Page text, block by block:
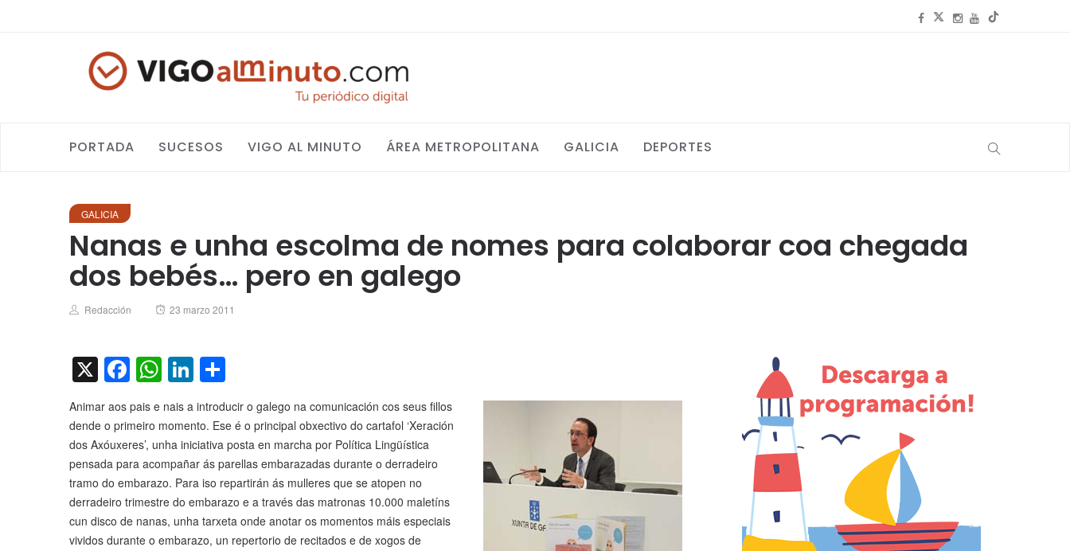
PORTADA SUCESOS VIGO AL MINUTO ÁREA METROPOLITANA GALICIA DEPORTES
GALICIA
Nanas e unha escolma de nomes para colaborar coa chegada
dos bebés… pero en galego
Author
Redacción
Posted
23 marzo 2011
X Facebook
WhatsApp
LinkedIn
Animar aos pais e nais a introducir o galego na comunicación cos seus fillos
dende o primeiro momento. Ese é o principal obxectivo do cartafol ‘Xeración
dos Axóuxeres’, unha iniciativa posta en marcha por Política Lingüística
pensada para acompañar ás parellas embarazadas durante o derradeiro
tramo do embarazo. Para iso repartirán ás mulleres que se atopen no
derradeiro trimestre do embarazo e a través das matronas 10.000 maletíns
cun disco de nanas, unha tarxeta onde anotar os momentos máis especiais
vividos durante o embarazo, un repertorio de recitados e de xogos de